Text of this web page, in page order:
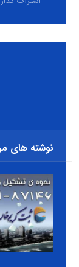
نوشته های